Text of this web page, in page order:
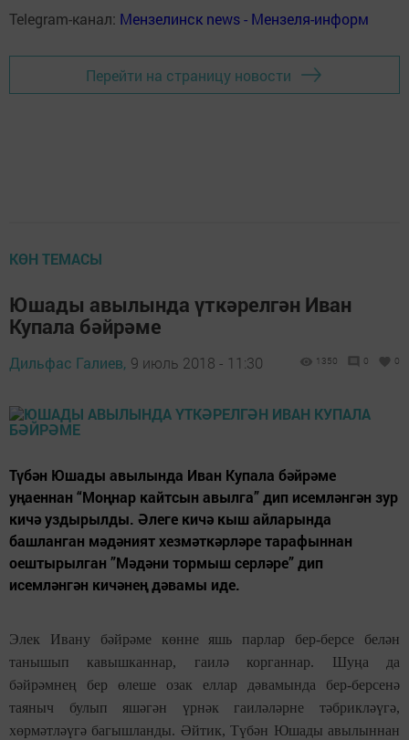
Telegram-канал: Мензелинск news - Мензеля-информ
Перейти на страницу новости
КӨН ТЕМАСЫ
Юшады авылында үткәрелгән Иван
Купала бәйрәме
Дильфас Галиев, 9 июль 2018 - 11:30 1350 0 0
Түбән Юшады авылында Иван Купала бәйрәме
уңаеннан “Моңнар кайтсын авылга” дип исемләнгән зур
кичә уздырылды. Әлеге кичә кыш айларында
башланган мәдәният хезмәткәрләре тарафыннан
оештырылган ”Мәдәни тормыш серләре” дип
исемләнгән кичәнең дәвамы иде.
Элек Ивану бәйрәме көнне яшь парлар бер-берсе белән
танышып кавышканнар, гаилә корганнар. Шуңа да
бәйрәмнең бер өлеше озак еллар дәвамында бер-берсенә
таяныч булып яшәгән үрнәк гаиләләрне тәбрикләүгә,
хөрмәтләүгә багышланды. Әйтик, Түбән Юшады авылыннан